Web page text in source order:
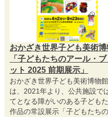
おかざき世界子ども美術
「子どもたちのアール・
ット 2025 前期展示」
おかざき世界子ども美術博物
は、2021年より、公共施設で
てとなる障がいのある子ども
作品の常設展示「子どもたち